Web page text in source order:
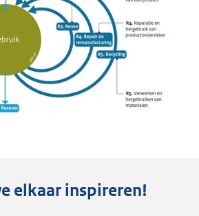
elkaar inspireren!